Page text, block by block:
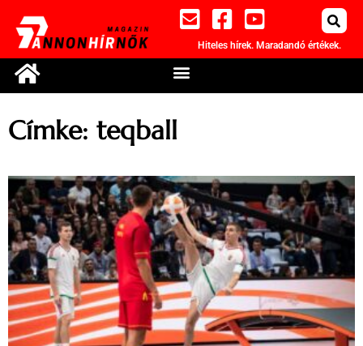
Hiteles hírek. Maradandó értékek.
Címke: teqball